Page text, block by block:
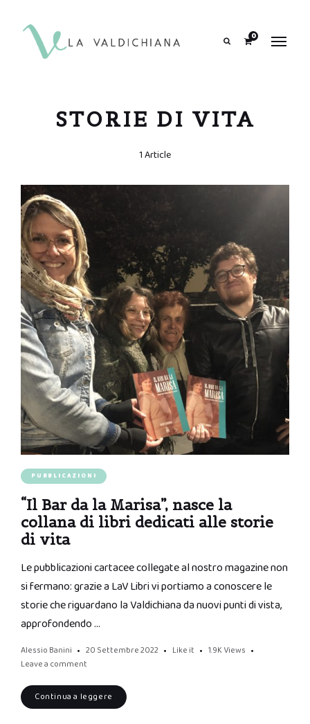
0
STORIE DI VITA
1 Article
PUBBLICAZIONI
“Il Bar da la Marisa”, nasce la
collana di libri dedicati alle storie
di vita
Le pubblicazioni cartacee collegate al nostro magazine non
si fermano: grazie a LaV Libri vi portiamo a conoscere le
storie che riguardano la Valdichiana da nuovi punti di vista,
approfondendo …
Alessio Banini 20 Settembre 2022 Like it 1.9K Views
Leave a comment
Continua a leggere